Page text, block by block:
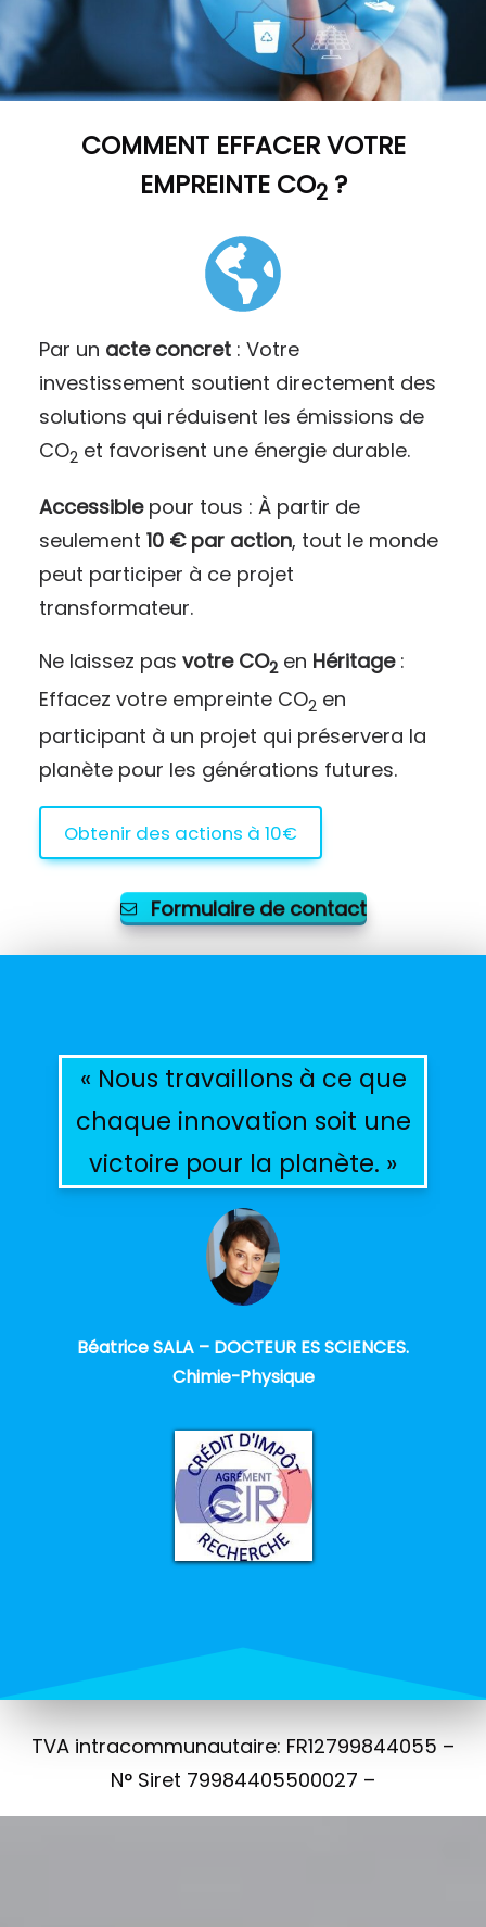
COMMENT EFFACER VOTRE
EMPREINTE CO2?
Par un acte concret: Votre
investissement soutient directement des
solutions qui réduisent les émissions de
CO2 et favorisent une énergie durable.
Accessiblepour tous : À partir de
seulement 10 € par action, tout le monde
peut participer à ce projet
transformateur.
Ne laissez pas votre CO2en Héritage:
Effacez votre empreinte CO2 en
participant à un projet qui préservera la
planète pour les générations futures.
Obtenir des actions à 10€
Formulaire de contact
« Nous travaillons à ce que
chaque innovation soit une
victoire pour la planète. »
Béatrice SALA – DOCTEUR ES SCIENCES.
Chimie-Physique
TVA intracommunautaire: FR12799844055 –
N° Siret 79984405500027 –